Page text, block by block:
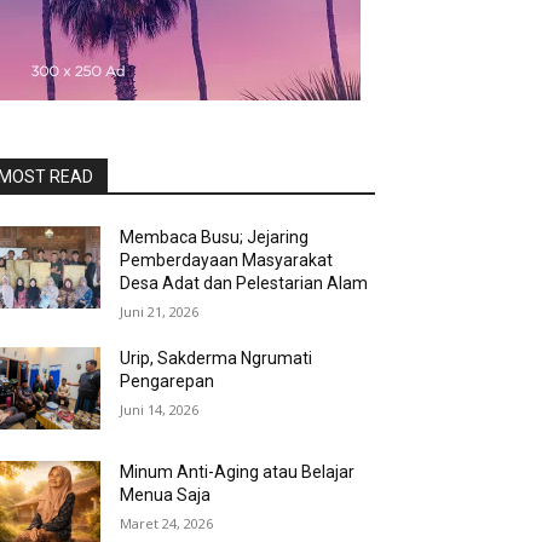
READ
Membaca Busu; Jejaring
Pemberdayaan Masyarakat
Desa Adat dan Pelestarian Alam
Juni 21, 2026
Urip, Sakderma Ngrumati
Pengarepan
Juni 14, 2026
Minum Anti-Aging atau Belajar
Menua Saja
Maret 24, 2026